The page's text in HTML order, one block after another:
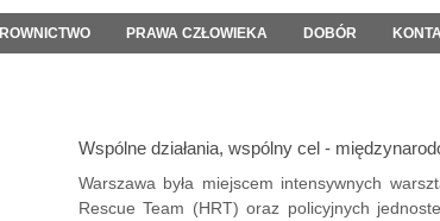
PRAWA CZŁOWIEKA DOBÓR
Wspólne działania, wspólny cel -
Warszawa była miejscem intensywnych
Rescue Team (HRT) oraz policyjnych